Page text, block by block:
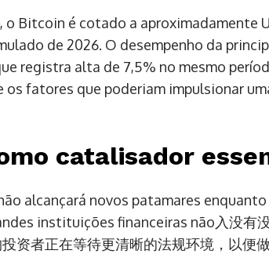
Bitcoin é cotado a aproximadamente
de 2026. O desempenho da
registra alta de 7,5% no mesmo
fatores que poderiam impulsionar
catalisador
alcançará novos patamares
instituições financeiras não入没有
资者正在等待更清晰的法规环境，以便